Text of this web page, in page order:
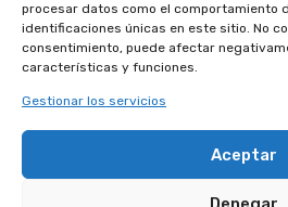
procesar datos como el comportamiento
identificaciones únicas en este sitio. No
consentimiento, puede afectar
características y funciones.
Gestionar los servicios
Aceptar